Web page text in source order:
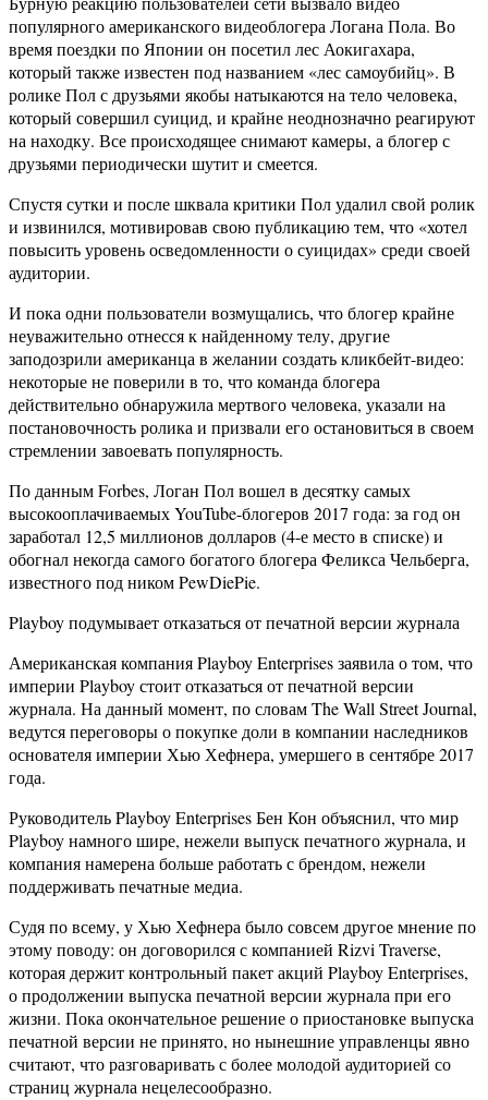
популярного американского видеоблогера Логана Пола. Во
время поездки по Японии он посетил лес Аокигахара,
который также известен под названием «лес самоубийц». В
ролике Пол с друзьями якобы натыкаются на тело человека,
который совершил суицид, и крайне неоднозначно реагируют
на находку. Все происходящее снимают камеры, а блогер с
друзьями периодически шутит и смеется.
Спустя сутки и после шквала критики Пол удалил свой ролик
и извинился, мотивировав свою публикацию тем, что «хотел
повысить уровень осведомленности о суицидах» среди своей
аудитории.
И пока одни пользователи возмущались, что блогер крайне
неуважительно отнесся к найденному телу, другие
заподозрили американца в желании создать кликбейт-видео:
некоторые не поверили в то, что команда блогера
действительно обнаружила мертвого человека, указали на
постановочность ролика и призвали его остановиться в своем
стремлении завоевать популярность.
По данным Forbes, Логан Пол вошел в десятку самых
высокооплачиваемых YouTube-блогеров 2017 года: за год он
заработал 12,5 миллионов долларов (4-е место в списке) и
обогнал некогда самого богатого блогера Феликса Чельберга,
известного под ником PewDiePie.
Playboy подумывает отказаться от печатной версии журнала
Американская компания Playboy Enterprises заявила о том, что
империи Playboy стоит отказаться от печатной версии
журнала. На данный момент, по словам The Wall Street Journal,
ведутся переговоры о покупке доли в компании наследников
основателя империи Хью Хефнера, умершего в сентябре 2017
года.
Руководитель Playboy Enterprises Бен Кон объяснил, что мир
Playboy намного шире, нежели выпуск печатного журнала, и
компания намерена больше работать с брендом, нежели
поддерживать печатные медиа.
Судя по всему, у Хью Хефнера было совсем другое мнение по
этому поводу: он договорился с компанией Rizvi Traverse,
которая держит контрольный пакет акций Playboy Enterprises,
о продолжении выпуска печатной версии журнала при его
жизни. Пока окончательное решение о приостановке выпуска
печатной версии не принято, но нынешние управленцы явно
считают, что разговаривать с более молодой аудиторией со
страниц журнала нецелесообразно.